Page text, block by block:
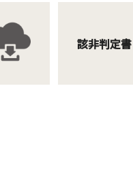
該非判定書